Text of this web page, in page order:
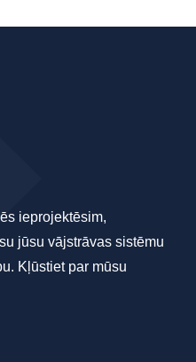
ieprojektēsim,
jūsu vājstrāvas sistēmu
Kļūstiet par mūsu